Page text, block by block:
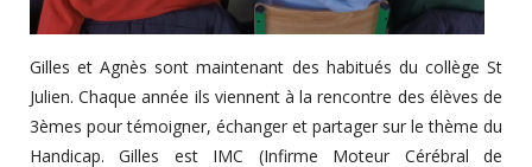
Gilles et Agnès sont maintenant des habitués du collège St
Julien. Chaque année ils viennent à la rencontre des élèves de
3èmes pour témoigner, échanger et partager sur le thème du
Handicap. Gilles est IMC (Infirme Moteur Cérébral de